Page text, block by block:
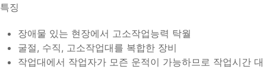
특징
장애물 있는 현장에서 고소작업능력 탁월
굴절, 수직, 고소작업대를 복합한 장비
작업대에서 작업자가 모즌 운적이 가능하므로 작업시간 대